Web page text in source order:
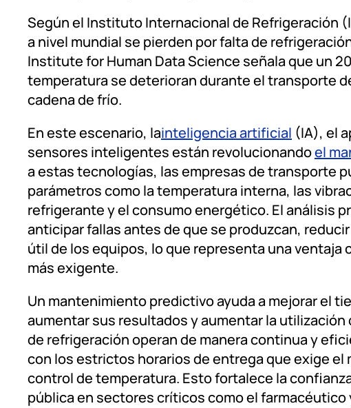
Según el Instituto Internacional de Refrigeración
a nivel mundial se pierden por falta de
Institute for Human Data Science señala que un
temperatura se deterioran durante el transporte
cadena de frío.
En este escenario, lainteligencia artificial (IA), el
sensores inteligentes están revolucionandoel
a estas tecnologías, las empresas de transporte
parámetros como la temperatura interna, las
refrigerante y el consumo energético. El análisis
anticipar fallas antes de que se produzcan,
útil de los equipos, lo que representa una ventaja
más exigente.
Un mantenimiento predictivo ayuda a mejorar el
aumentar sus resultados y aumentar la utilización
de refrigeración operan de manera continua y
con los estrictos horarios de entrega que exige el
control de temperatura. Esto fortalece la
pública en sectores críticos como el farmacéutico